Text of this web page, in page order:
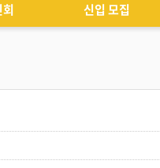
신입 모집